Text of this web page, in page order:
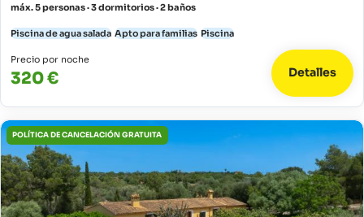
máx. 5 personas · 3 dormitorios · 2 baños
Piscina de agua salada Apto para familias Piscina
Precio por noche
320 € Detalles
POLÍTICA DE CANCELACIÓN GRATUITA